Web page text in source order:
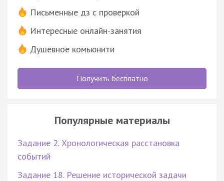
Письменные дз с проверкой
Интересные онлайн-занятия
Душевное комьюнити
Получить бесплатно
Популярные материалы
Задание 2. Хронологическая расстановка
событий
Задание 18. Решение исторической задачи